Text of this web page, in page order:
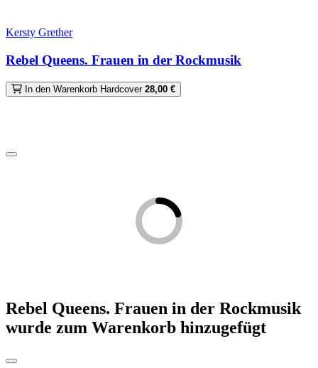
Kersty Grether
Rebel Queens. Frauen in der Rockmusik
In den Warenkorb Hardcover 28,00 €
Rebel Queens. Frauen in der Rockmusik
wurde zum Warenkorb hinzugefügt